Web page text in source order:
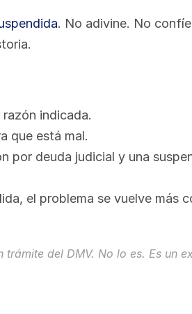
. No adivine. No
indicada.
que está mal.
por deuda judicial y una
el problema se vuelve más
del DMV. No lo es. Es un